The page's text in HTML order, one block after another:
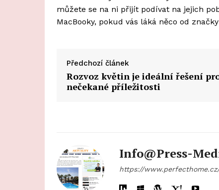
můžete se na ni přijít podívat na jejich
MacBooky, pokud vás láká něco od
Předchozí článek
Rozvoz květin je ideální řešení
nečekané příležitosti
Info@press-
https://